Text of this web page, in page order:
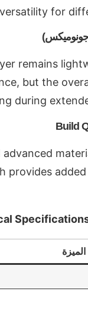
for
remains
but the
during
Build
provides
الميزة